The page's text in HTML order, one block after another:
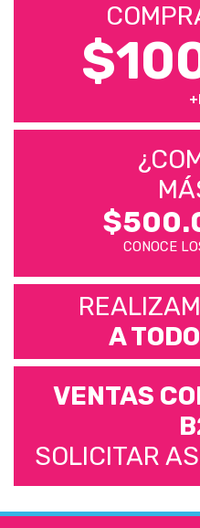
CONOCE
A
VENTAS
SOLICITAR